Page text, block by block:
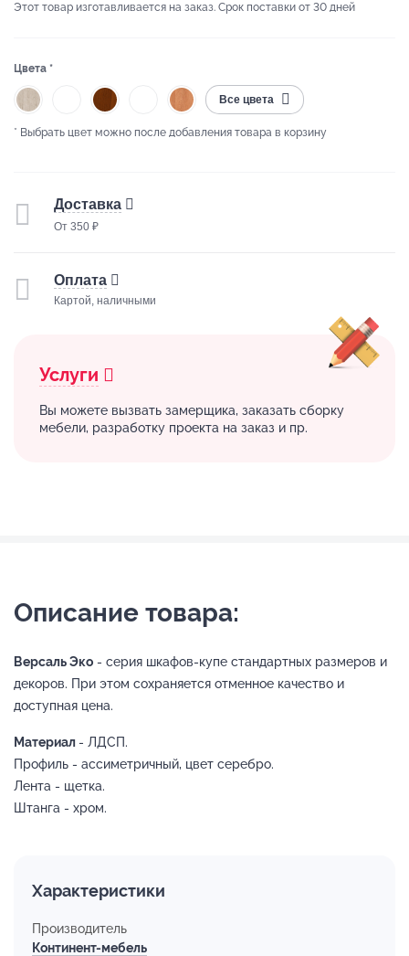
Этот товар изготавливается на заказ. Срок поставки от 30 дней
Цвета *
Все цвета
* Выбрать цвет можно после добавления товара в корзину
Доставка
От 350 ₽
Оплата
Картой, наличными
Услуги
Вы можете вызвать замерщика, заказать сборку
мебели, разработку проекта на заказ и пр.
Описание товара:
Версаль Эко - серия шкафов-купе стандартных размеров и
декоров. При этом сохраняется отменное качество и
доступная цена.
Материал - ЛДСП.
Профиль - ассиметричный, цвет серебро.
Лента - щетка.
Штанга - хром.
Характеристики
Производитель
Континент-мебель